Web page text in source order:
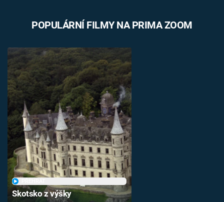
POPULÁRNÍ FILMY NA PRIMA ZOOM
Skotsko z výšky